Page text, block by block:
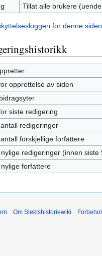
Tillat alle brukere
for denne
opprettelse av siden
siste redigering
redigeringer
forskjellige forfattere
redigeringer (innen siste
forfattere
Om Slektshistoriewiki